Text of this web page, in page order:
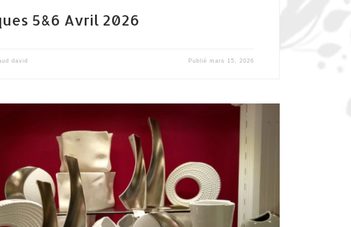
5&6 Avril 2026
david Publié mars 15, 2026